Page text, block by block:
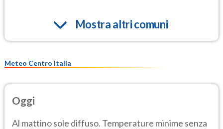
Mostra altri comuni
Meteo Centro Italia
Oggi
Al mattino sole diffuso. Temperature minime senza